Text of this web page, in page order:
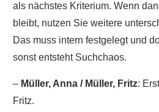
als nächstes Kriterium. Wenn
bleibt, nutzen Sie weitere
Das muss intern festgelegt und
sonst entsteht Suchchaos.
– Müller, Anna / Müller, Fritz:
Fritz.